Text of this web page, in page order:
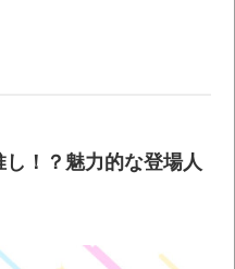
！？魅力的な登場人